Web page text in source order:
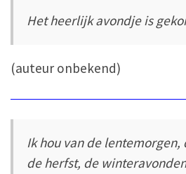
Het heerlijk avondje is
(auteur onbekend)
Ik hou van de
de herfst, de